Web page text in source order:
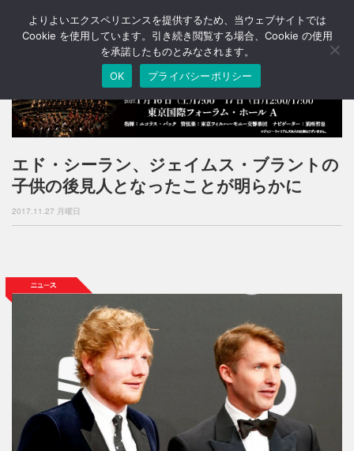
T
o
a
v
g
o
エド・シーラン、ジェイムス・ブラントの
子供の後見人となったことが明らかに
2017.11.27 月曜日
よりよいエクスペリエンスを提供するため、当ウェブサイトでは
Cookie を使用しています。引き続き閲覧する場合、Cookie の使用
を承諾したものとみなされます。
OK
プライバシーポリシー